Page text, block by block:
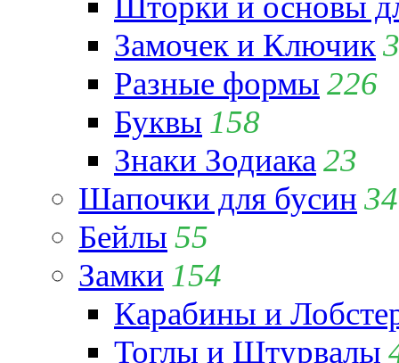
Замочек и Ключик
Разные формы 226
Буквы 158
Знаки Зодиака 23
Шапочки для бусин 34
Бейлы 55
Замки 154
Карабины и
Тоглы и Штурвалы